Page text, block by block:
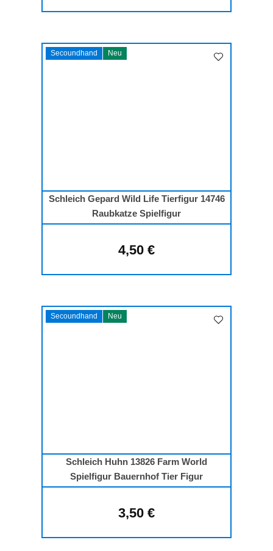
Secoundhand Neu
Schleich Gepard Wild Life Tierfigur 14746
Raubkatze Spielfigur
Regulärer Preis:
4,50 €
Secoundhand Neu
Schleich Huhn 13826 Farm World
Spielfigur Bauernhof Tier Figur
Regulärer Preis:
3,50 €